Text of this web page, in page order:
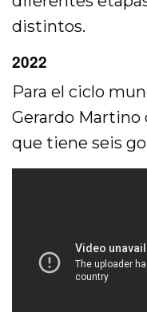
distintos.
2022
Para el ciclo
Gerardo Martino
que tiene seis